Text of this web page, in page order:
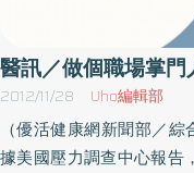
醫訊／做個職場掌
2012/11/28 Uho編輯部
（優活健康網新聞部／
據美國壓力調查中心報告